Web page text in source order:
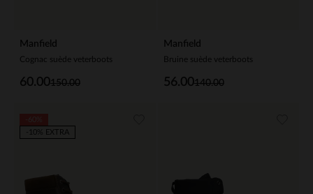
Manfield
Cognac suède veterboots
150.00
60.00
Manfield
Bruine suède veterboots
140.00
56.00
-10% EXTRA